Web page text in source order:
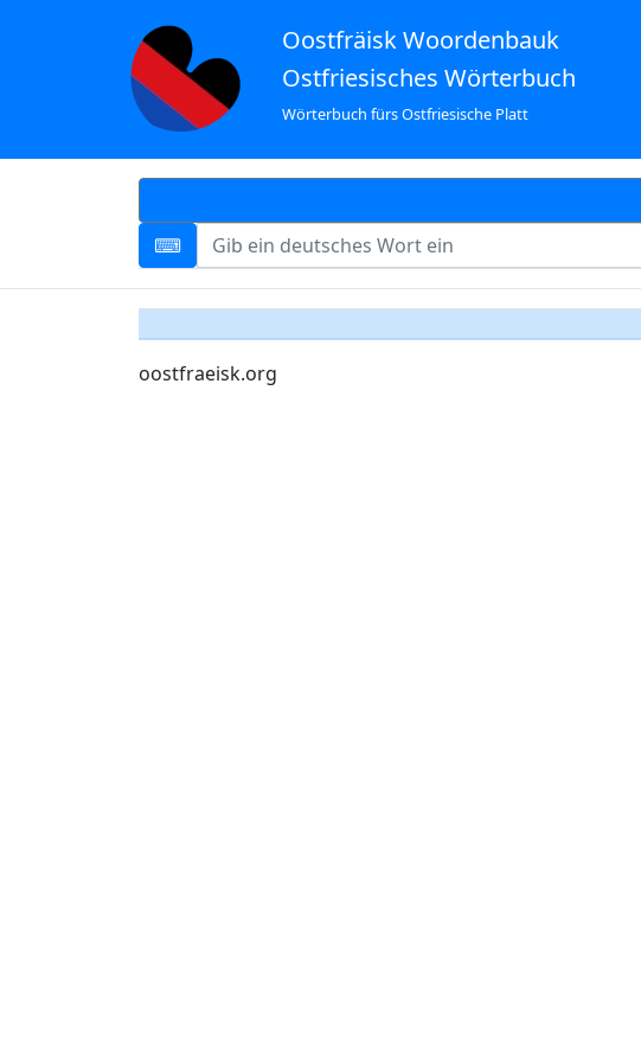
Oostfräisk Woordenbauk
Ostfriesisches Wörterbuch
Wörterbuch fürs Ostfriesische Platt
oostfraeisk.org